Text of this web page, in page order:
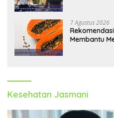
7 Agustus 2026
Membantu
Kesehatan Jasmani